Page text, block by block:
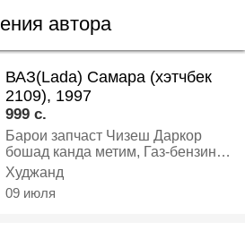
автора
ВАЗ(Lada) Самара (хэтчбек
2109), 1997
999 c.
Барои запчаст Чизеш Даркор
бошад канда метим, Газ-бензин,
Механика, Хэтчбек
Худжанд
09 июля